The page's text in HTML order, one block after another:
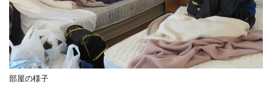
部屋の様子